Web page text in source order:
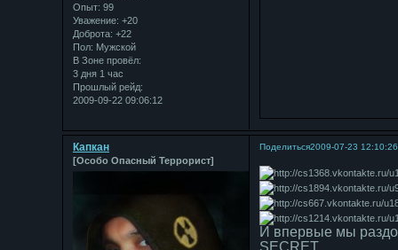
Опыт: 99
Уважение: +20
Доброта: +22
Пол: Мужской
В Зоне провёл:
3 дня 1 час
Прошлый рейд:
2009-09-22 09:06:12
Поделиться2009-07-23 12:10:26
Капкан
[Особо Опасный Террорист]
И впервые мы